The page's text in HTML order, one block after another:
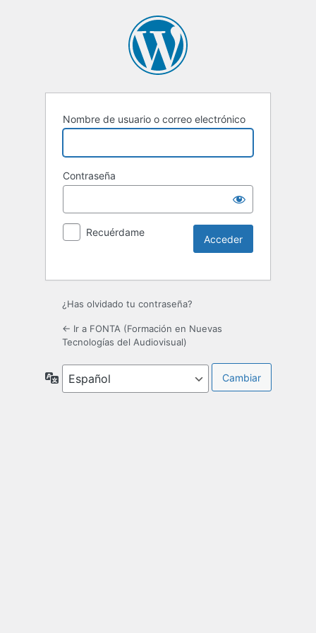
Nombre de usuario o correo electrónico
Contraseña
Recuérdame
¿Has olvidado tu contraseña?
← Ir a FONTA (Formación en Nuevas
Tecnologías del Audiovisual)
Idioma